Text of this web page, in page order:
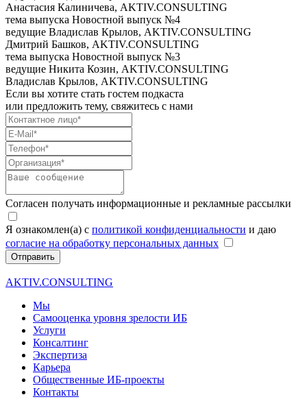
Анастасия Калиничева, AKTIV.CONSULTING
тема выпуска Новостной выпуск №4
ведущие Владислав Крылов, AKTIV.CONSULTING
Дмитрий Башков, AKTIV.CONSULTING
тема выпуска Новостной выпуск №3
ведущие Никита Козин, AKTIV.CONSULTING
Владислав Крылов, AKTIV.CONSULTING
Если вы хотите стать гостем подкаста
или предложить тему, свяжитесь с нами
Согласен получать информационные и рекламные рассылки
Я ознакомлен(а) с политикой конфиденциальности и даю
согласие на обработку персональных данных
Отправить
AKTIV.CONSULTING
Мы
Самооценка уровня зрелости ИБ
Услуги
Консалтинг
Экспертиза
Карьера
Общественные ИБ-проекты
Контакты